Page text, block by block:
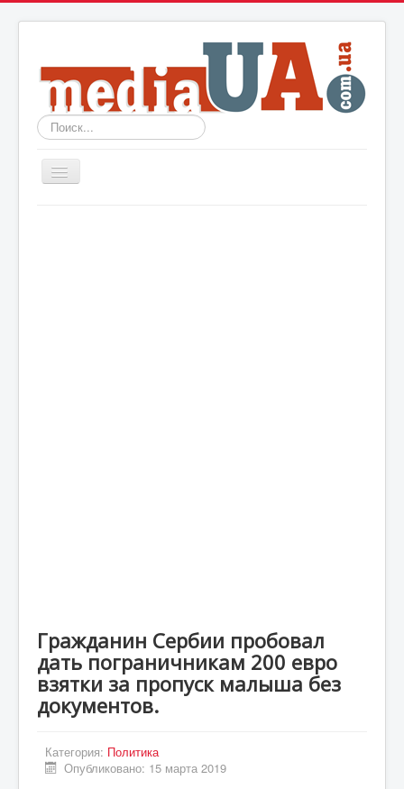
Искать...
Включить/
выключить
Происшествия
UA
ENG
ES
Гражданин Сербии пробовал
дать пограничникам 200 евро
взятки за пропуск малыша без
документов.
Категория: Политика
Опубликовано: 15 марта 2019